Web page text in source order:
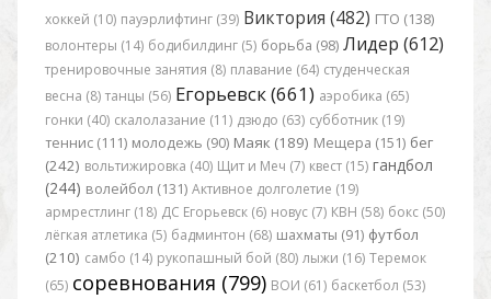
хоккей (10) пауэрлифтинг (39) Виктория (482) ГТО (138)
волонтеры (14) бодибилдинг (5) борьба (98) Лидер (612)
тренировочные занятия (8) плавание (64) студенческая
весна (8) танцы (56) Егорьевск (661) аэробика (65)
гонки (40) скалолазание (11) дзюдо (63) субботник (19)
теннис (111) молодежь (90) Маяк (189) Мещера (151) бег
(242) вольтижировка (40) Щит и Меч (7) квест (15) гандбол
(244) волейбол (131) Активное долголетие (19)
армрестлинг (18) ДС Егорьевск (6) новус (7) КВН (58) бокс (50)
лёгкая атлетика (5) бадминтон (68) шахматы (91) футбол
(210) самбо (14) рукопашный бой (80) лыжи (16) Теремок
(65) соревнования (799) ВОИ (61) баскетбол (53)